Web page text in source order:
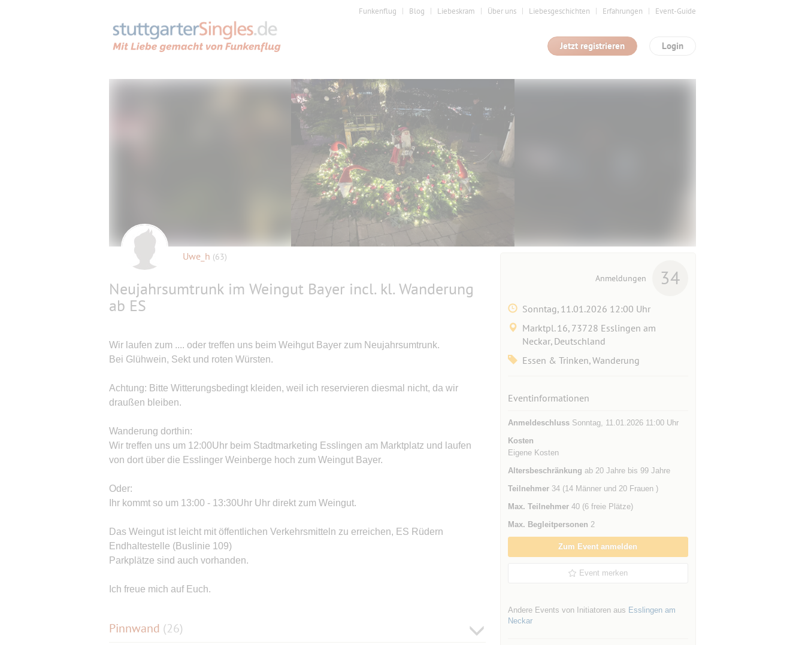
Funkenflug Blog Liebeskram Über uns Liebesgeschichten Erfahrungen Event-Guide
Login
Jetzt registrieren
Uwe_h (63)
Neujahrsumtrunk im Weingut Bayer incl. kl. Wanderung
ab ES
Wir laufen zum .... oder treffen uns beim Weihgut Bayer zum Neujahrsumtrunk.
Bei Glühwein, Sekt und roten Würsten.
Achtung: Bitte Witterungsbedingt kleiden, weil ich reservieren diesmal nicht, da wir
draußen bleiben.
Wanderung dorthin:
Wir treffen uns um 12:00Uhr beim Stadtmarketing Esslingen am Marktplatz und laufen
von dort über die Esslinger Weinberge hoch zum Weingut Bayer.
Oder:
Ihr kommt so um 13:00 - 13:30Uhr Uhr direkt zum Weingut.
Das Weingut ist leicht mit öffentlichen Verkehrsmitteln zu erreichen, ES Rüdern
Endhaltestelle (Buslinie 109)
Parkplätze sind auch vorhanden.
Ich freue mich auf Euch.
Pinnwand (26)
Anmeldungen 34
Sonntag, 11.01.2026 12:00 Uhr
Marktpl. 16, 73728 Esslingen am
Neckar, Deutschland
Essen & Trinken, Wanderung
Eventinformationen
AnmeldeschlussSonntag, 11.01.2026 11:00 Uhr
Kosten
Eigene Kosten
Altersbeschränkung ab 20 Jahre bis 99 Jahre
Teilnehmer34 (14 Männer und 20 Frauen )
Max. Teilnehmer40 (6 freie Plätze)
Max. Begleitpersonen 2
Zum Event anmelden
Event merken
Andere Events von Initiatoren aus Esslingen am
Neckar